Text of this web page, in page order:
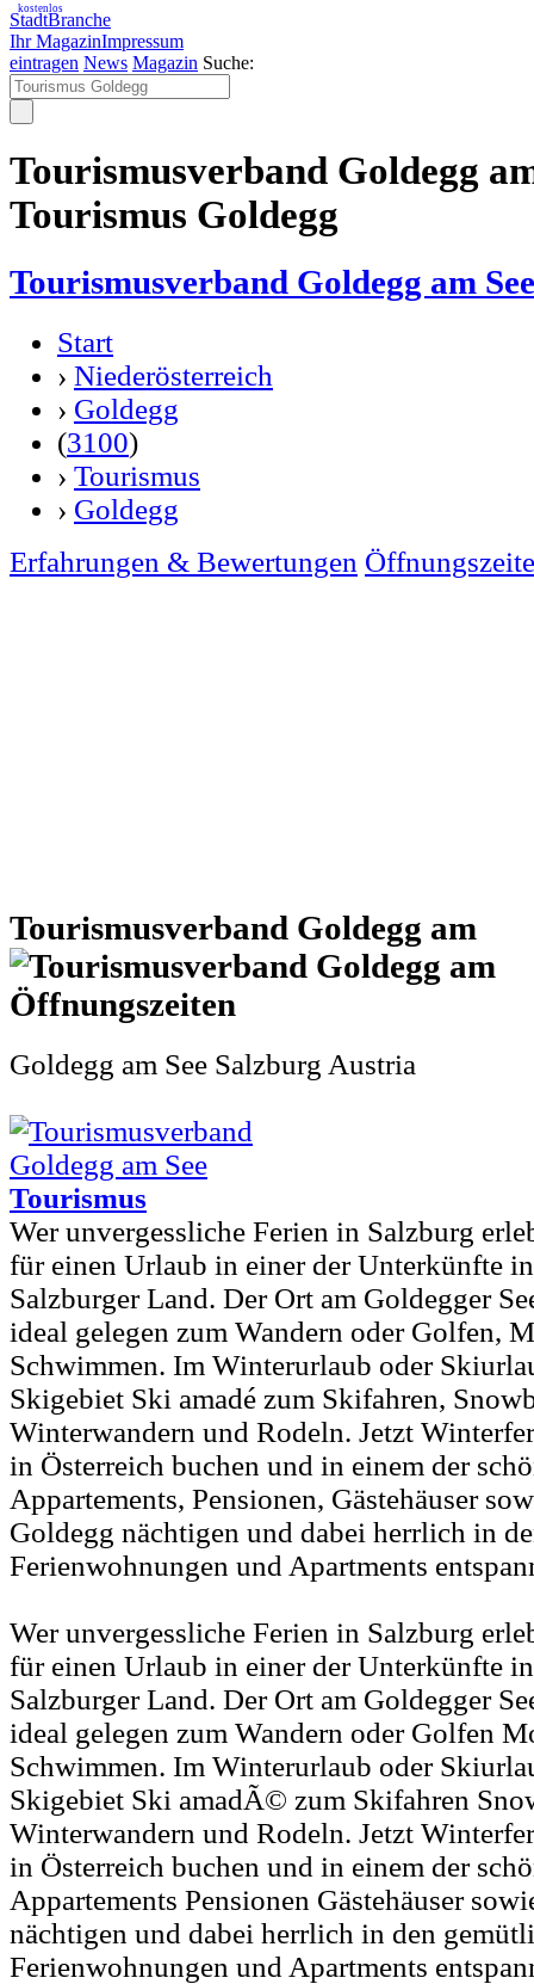
StadtBranche
Ihr MagazinImpressum
kostenlos
eintragen News Magazin Suche:
Tourismusverband Goldegg
Tourismus Goldegg
Tourismusverband Goldegg am See
Start
› Niederösterreich
› Goldegg
(3100)
› Tourismus
› Goldegg
Erfahrungen & Bewertungen
Tourismusverband Goldegg am
Goldegg am See Salzburg Austria
Tourismus
Wer unvergessliche Ferien in Salzburg
für einen Urlaub in einer der Unterkünfte
Salzburger Land. Der Ort am Goldegger
ideal gelegen zum Wandern oder Golfen,
Schwimmen. Im Winterurlaub oder
Skigebiet Ski amadé zum Skifahren,
Winterwandern und Rodeln. Jetzt
in Österreich buchen und in einem der
Appartements, Pensionen, Gästehäuser
Goldegg nächtigen und dabei herrlich in
Ferienwohnungen und Apartments
Wer unvergessliche Ferien in Salzburg
für einen Urlaub in einer der Unterkünfte
Salzburger Land. Der Ort am Goldegger
ideal gelegen zum Wandern oder Golfen
Schwimmen. Im Winterurlaub oder
Skigebiet Ski amadÃ© zum Skifahren
Winterwandern und Rodeln. Jetzt
in Österreich buchen und in einem der
Appartements Pensionen Gästehäuser
nächtigen und dabei herrlich in den
Ferienwohnungen und Apartments